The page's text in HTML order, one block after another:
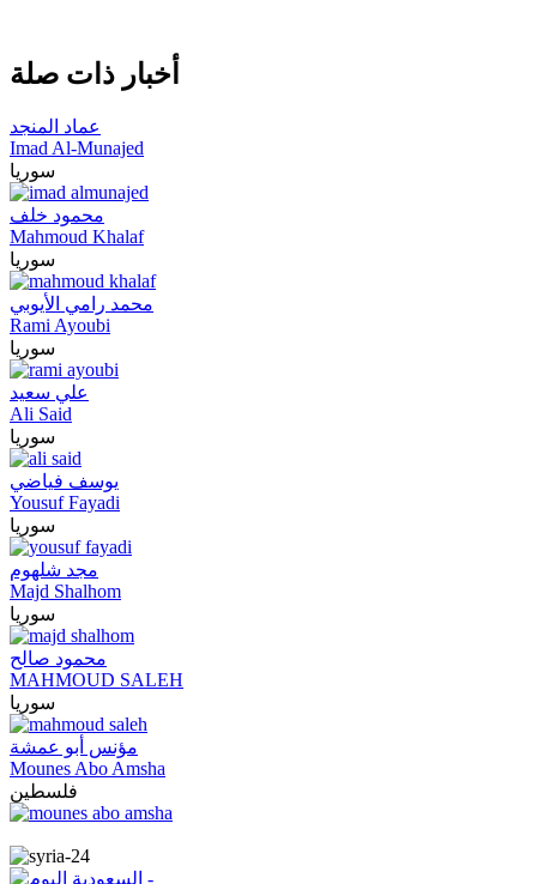
أخبار ذات صلة
عماد المنجد
Imad Al-Munajed
سوريا
محمود خلف
Mahmoud Khalaf
سوريا
محمد رامي الأيوبي
Rami Ayoubi
سوريا
علي سعيد
Ali Said
سوريا
يوسف فياضي
Yousuf Fayadi
سوريا
مجد شلهوم
Majd Shalhom
سوريا
محمود صالح
MAHMOUD SALEH
سوريا
مؤنس أبو عمشة
Mounes Abo Amsha
فلسطين